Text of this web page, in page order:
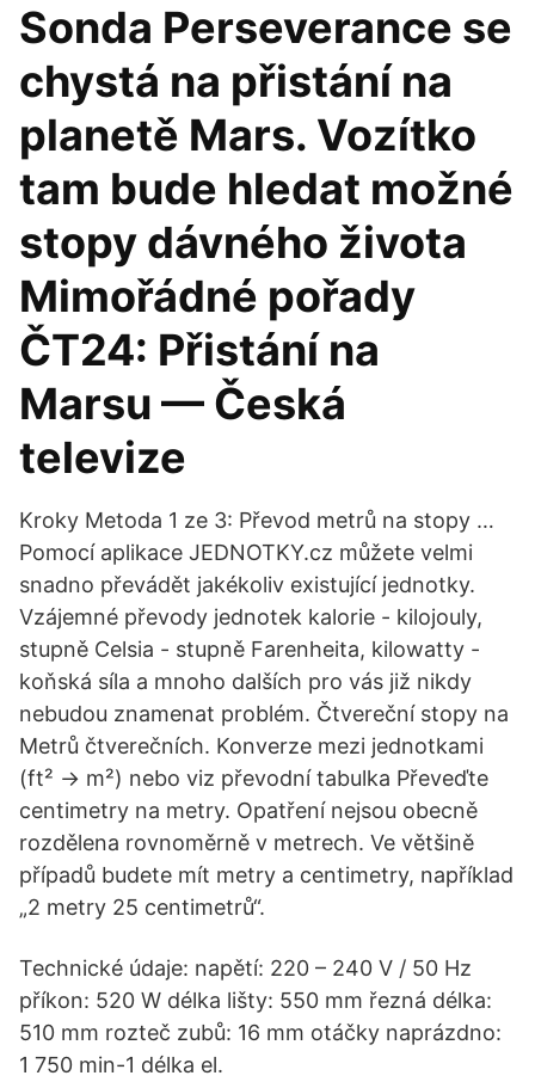
Sonda Perseverance se
chystá na přistání na
planetě Mars. Vozítko
tam bude hledat možné
stopy dávného života
Mimořádné pořady
ČT24: Přistání na
Marsu — Česká
televize
Kroky Metoda 1 ze 3: Převod metrů na stopy …
Pomocí aplikace JEDNOTKY.cz můžete velmi
snadno převádět jakékoliv existující jednotky.
Vzájemné převody jednotek kalorie - kilojouly,
stupně Celsia - stupně Farenheita, kilowatty -
koňská síla a mnoho dalších pro vás již nikdy
nebudou znamenat problém. Čtvereční stopy na
Metrů čtverečních. Konverze mezi jednotkami
(ft² → m²) nebo viz převodní tabulka Převeďte
centimetry na metry. Opatření nejsou obecně
rozdělena rovnoměrně v metrech. Ve většině
případů budete mít metry a centimetry, například
„2 metry 25 centimetrů“.
Technické údaje: napětí: 220 – 240 V / 50 Hz
příkon: 520 W délka lišty: 550 mm řezná délka:
510 mm rozteč zubů: 16 mm otáčky naprázdno:
1 750 min-1 délka el.